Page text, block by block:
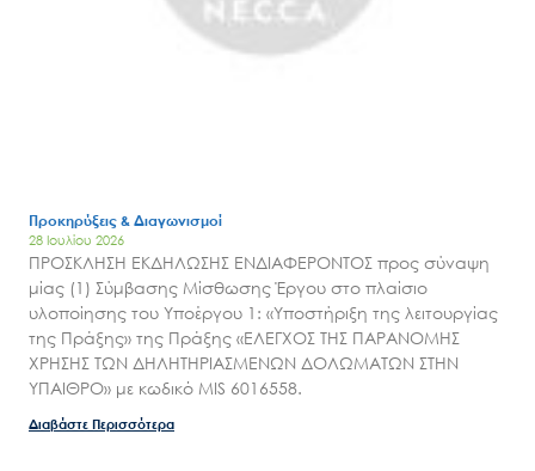
Προκηρύξεις & Διαγωνισμοί
28 Ιουλίου 2026
ΠΡΟΣΚΛΗΣΗ ΕΚΔΗΛΩΣΗΣ ΕΝΔΙΑΦΕΡΟΝΤΟΣ προς σύναψη
μίας (1) Σύμβασης Μίσθωσης Έργου στο πλαίσιο
υλοποίησης του Υποέργου 1: «Υποστήριξη της λειτουργίας
της Πράξης» της Πράξης «ΕΛΕΓΧΟΣ ΤΗΣ ΠΑΡΑΝΟΜΗΣ
ΧΡΗΣΗΣ ΤΩΝ ΔΗΛΗΤΗΡΙΑΣΜΕΝΩΝ ΔΟΛΩΜΑΤΩΝ ΣΤΗΝ
ΥΠΑΙΘΡΟ» με κωδικό MIS 6016558.
Διαβάστε Περισσότερα